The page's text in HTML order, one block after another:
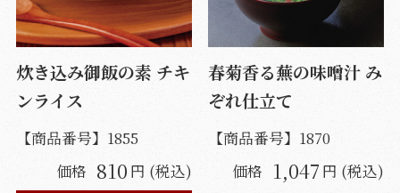
炊き込み御飯の素 チキ
ンライス
【商品番号】 1855
価格 810 円 (税込)
春菊香る蕪の味噌汁 み
ぞれ仕立て
【商品番号】 1870
価格 1,047 円 (税込)